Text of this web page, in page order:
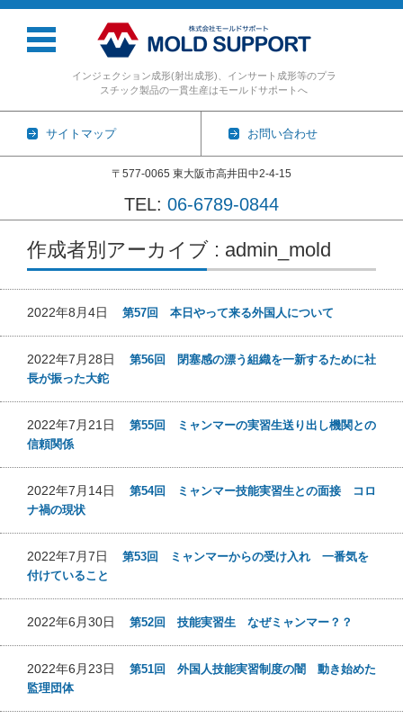
インジェクション成形(射出成形)、インサート成形等のプラ
スチック製品の一貫生産はモールドサポートへ
サイトマップ お問い合わせ
〒577-0065 東大阪市高井田中2-4-15
TEL: 06-6789-0844
コンテンツに移動
作成者別アーカイブ : admin_mold
2022年8月4日 第57回 本日やって来る外国人について
2022年7月28日 第56回 閉塞感の漂う組織を一新するために社
長が振った大鉈
2022年7月21日 第55回 ミャンマーの実習生送り出し機関との
信頼関係
2022年7月14日 第54回 ミャンマー技能実習生との面接 コロ
ナ禍の現状
2022年7月7日 第53回 ミャンマーからの受け入れ 一番気を
付けていること
2022年6月30日 第52回 技能実習生 なぜミャンマー？？
2022年6月23日 第51回 外国人技能実習制度の闇 動き始めた
監理団体